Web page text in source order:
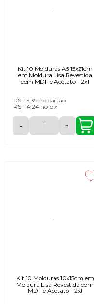
Kit 10 Molduras A5 15x21cm
em Moldura Lisa Revestida
com MDF e Acetato - 2x1
R$ 115,39 no cartão
R$ 114,24 no pix
- +
Kit 10 Molduras 10x15cm em
Moldura Lisa Revestida com
MDF e Acetato - 2x1